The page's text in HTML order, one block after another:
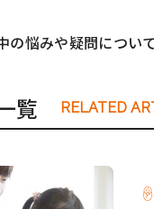
の悩みや疑問につい
覧 RELATED